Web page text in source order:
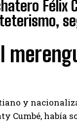
Félix
y
Cumbé, había